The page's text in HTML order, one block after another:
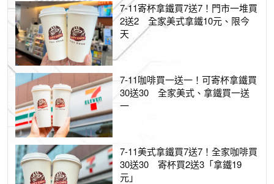
7-11寄杯拿鐵買7送7！門市一堆買
2送2 全家美式拿鐵10元、限今
天
7-11咖啡買一送一！可寄杯拿鐵買
30送30 全家美式、拿鐵買一送
一
7-11美式拿鐵買7送7！全家咖啡買
30送30 寄杯買2送3「拿鐵19
元」